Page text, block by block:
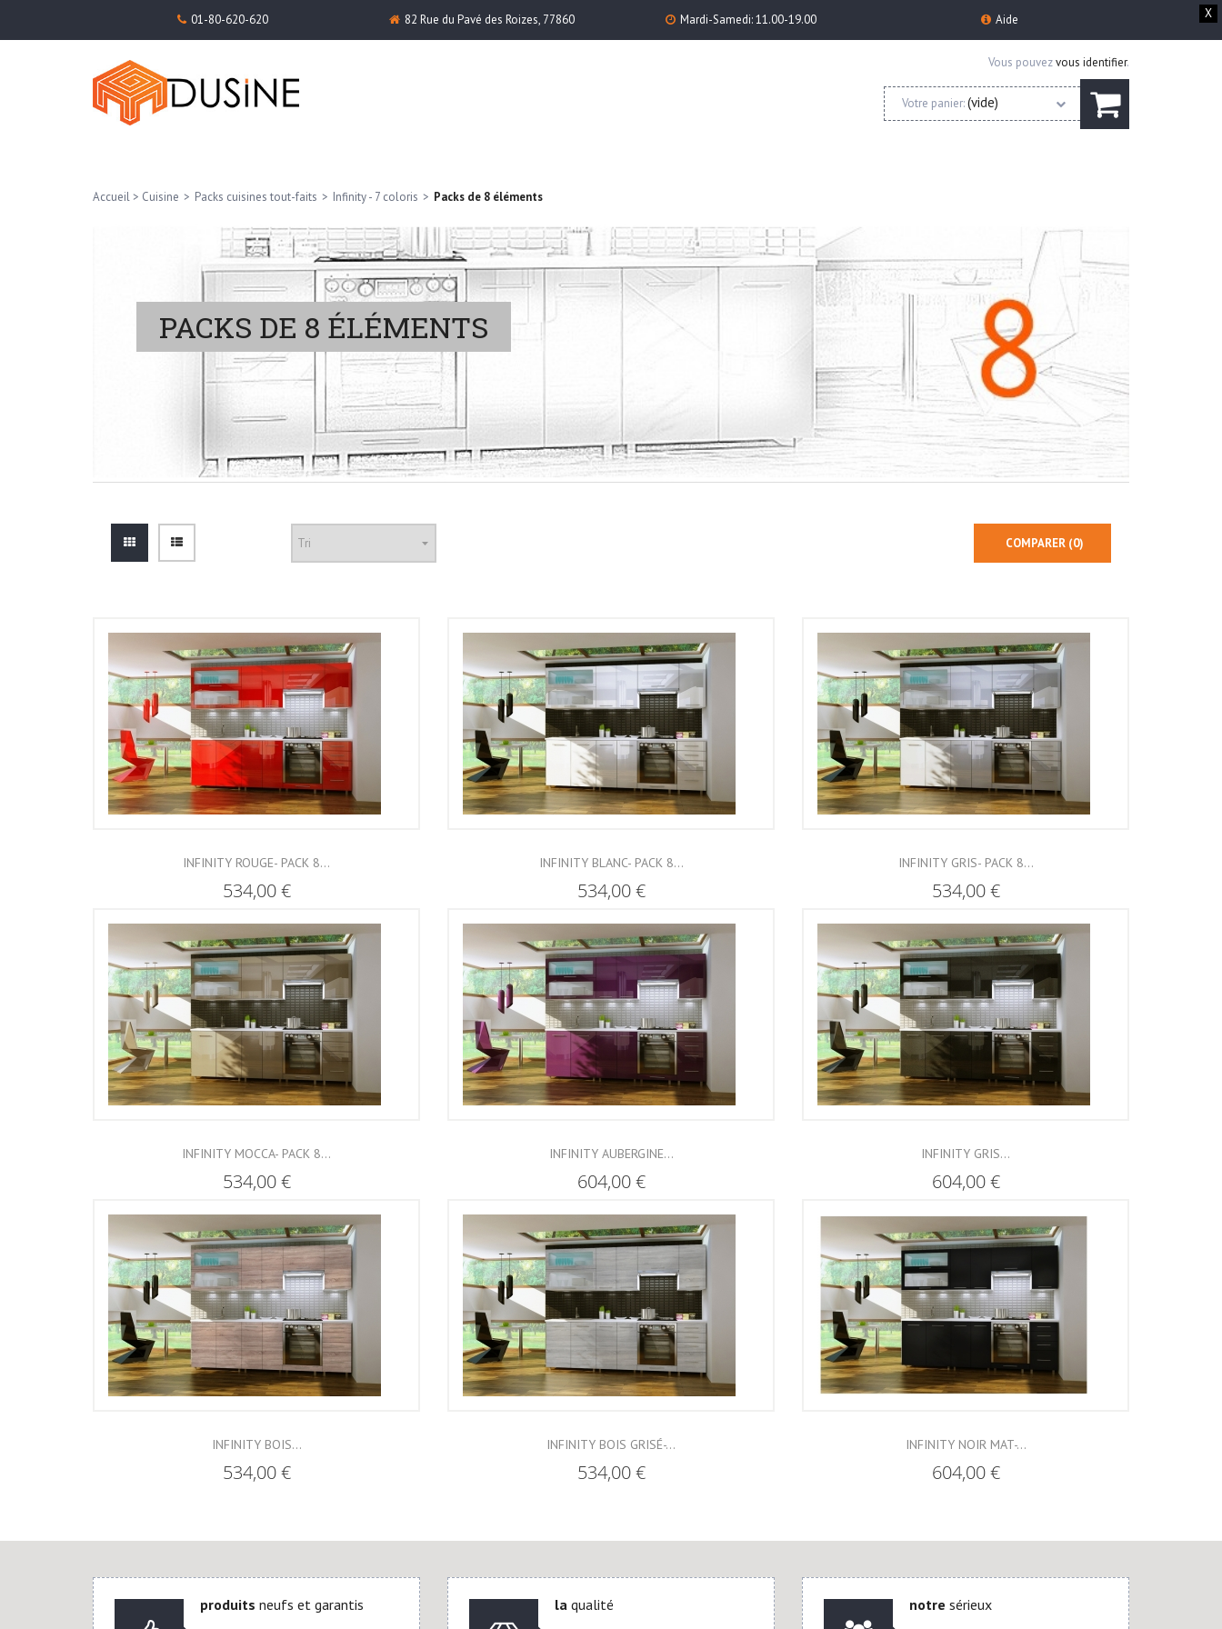
X
01-80-620-620 82 Rue du Pavé des Roizes, 77860 Mardi-Samedi: 11.00-19.00 Aide
Vous pouvezvous identifier.
Votre panier:(vide)
Accueil > Cuisine > Packs cuisines tout-faits > Infinity - 7 coloris > Packs de 8 éléments
PACKS DE 8 ÉLÉMENTS
COMPARER (0)
INFINITY ROUGE- PACK 8...
534,00 €
INFINITY BLANC- PACK 8...
534,00 €
INFINITY GRIS- PACK 8...
534,00 €
INFINITY MOCCA- PACK 8...
534,00 €
INFINITY AUBERGINE...
604,00 €
INFINITY GRIS...
604,00 €
INFINITY BOIS...
534,00 €
INFINITY BOIS GRISÉ-...
534,00 €
INFINITY NOIR MAT-...
604,00 €
produits neufs et garantis la qualité notre sérieux